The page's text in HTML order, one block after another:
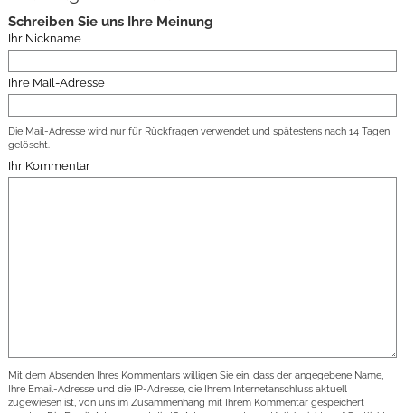
Schreiben Sie uns Ihre Meinung
Ihr Nickname
Ihre Mail-Adresse
Die Mail-Adresse wird nur für Rückfragen verwendet und spätestens nach 14 Tagen
gelöscht.
Ihr Kommentar
Mit dem Absenden Ihres Kommentars willigen Sie ein, dass der angegebene Name,
Ihre Email-Adresse und die IP-Adresse, die Ihrem Internetanschluss aktuell
zugewiesen ist, von uns im Zusammenhang mit Ihrem Kommentar gespeichert